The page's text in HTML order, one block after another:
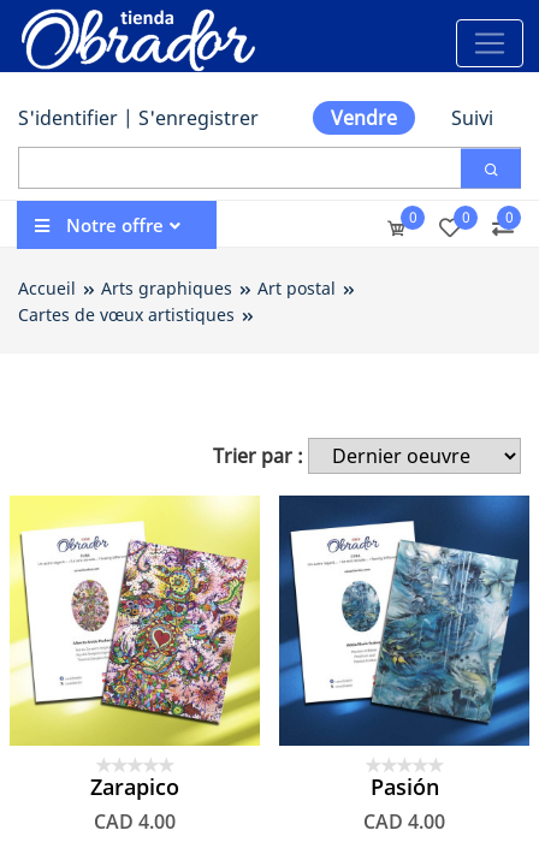
S'identifier | S'enregistrer Vendre Suivi
0 0 0
Notre offre
Accueil Arts graphiques
Art postal
Cartes de vœux artistiques
Trier par :
Zarapico
CAD 4.00
Pasión
CAD 4.00